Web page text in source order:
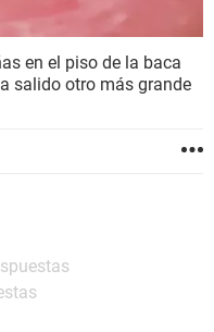
en el piso de la baca
salido otro más grande